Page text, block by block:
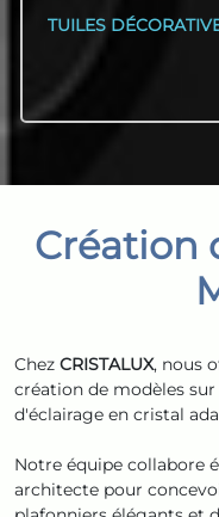
TUILES
Création
Chez CRISTALUX, nous
création de modèles
d'éclairage en cristal
Notre équipe collabore
architecte pour